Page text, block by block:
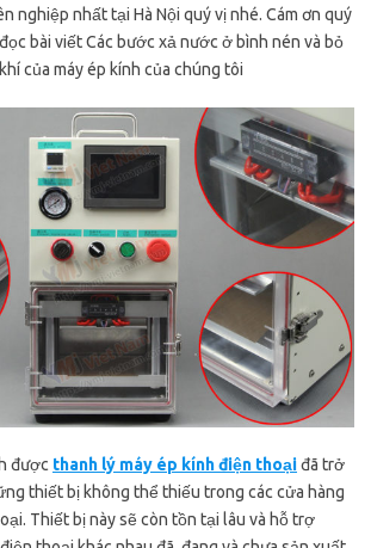
nghiệp nhất tại Hà Nội quý vị nhé. Cám ơn quý
bài viết Các bước xả nước ở bình nén và bỏ
của máy ép kính của chúng tôi
được thanh lý máy ép kính điện thoạiđã trở
thiết bị không thể thiếu trong các cửa hàng
Thiết bị này sẽ còn tồn tại lâu và hỗ trợ